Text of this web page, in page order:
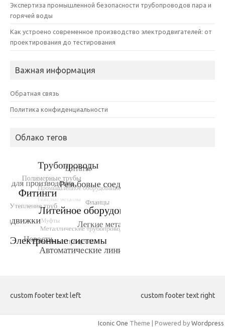
Экспертиза промышленной безопасности трубопроводов пара и
горячей воды
Как устроено современное производство электродвигателей: от
проектирования до тестирования
Важная информация
Обратная связь
Политика конфиденциальности
Облако тегов
custom footer text left custom footer text right
Iconic One Theme | Powered by Wordpress